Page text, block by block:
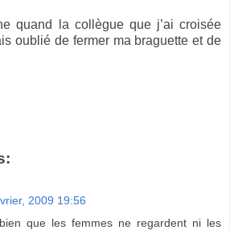
quand la collègue que j’ai croisée
oublié de fermer ma braguette et de
2009 19:56
que les femmes ne regardent ni les